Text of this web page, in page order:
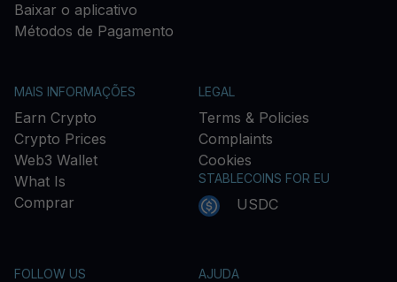
Baixar o aplicativo
Métodos de Pagamento
MAIS INFORMAÇÕES
Earn Crypto
Crypto Prices
Web3 Wallet
What Is
Comprar
LEGAL
Terms & Policies
Complaints
Cookies
STABLECOINS FOR EU
USDC
FOLLOW US AJUDA